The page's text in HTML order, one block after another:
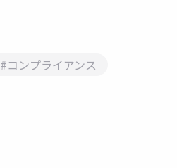
#コンプライアンス